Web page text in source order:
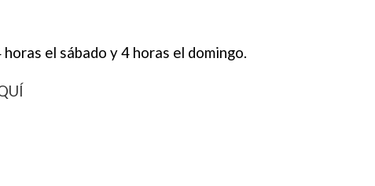
el sábado y 4 horas el domingo.